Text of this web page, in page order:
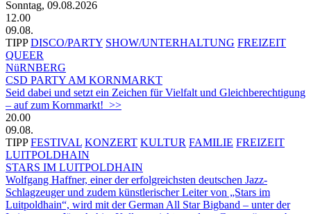
Sonntag, 09.08.2026
12.00
09.08.
TIPP DISCO/PARTY SHOW/UNTERHALTUNG FREIZEIT
QUEER
NüRNBERG
CSD PARTY AM KORNMARKT
Seid dabei und setzt ein Zeichen für Vielfalt und Gleichberechtigung
– auf zum Kornmarkt! >>
20.00
09.08.
TIPP FESTIVAL KONZERT KULTUR FAMILIE FREIZEIT
LUITPOLDHAIN
STARS IM LUITPOLDHAIN
Wolfgang Haffner, einer der erfolgreichsten deutschen Jazz-
Schlagzeuger und zudem künstlerischer Leiter von „Stars im
Luitpoldhain“, wird mit der German All Star Bigband – unter der